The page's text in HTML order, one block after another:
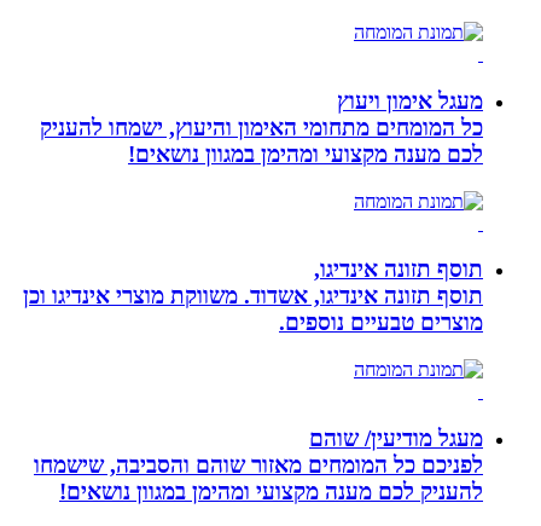
מעגל אימון ויעוץ
כל המומחים מתחומי האימון והיעוץ, ישמחו להעניק
לכם מענה מקצועי ומהימן במגוון נושאים!
תוסף תזונה אינדיגו,
תוסף תזונה אינדיגו, אשדוד. משווקת מוצרי אינדיגו וכן
מוצרים טבעיים נוספים.
מעגל מודיעין/ שוהם
לפניכם כל המומחים מאזור שוהם והסביבה, שישמחו
להעניק לכם מענה מקצועי ומהימן במגוון נושאים!